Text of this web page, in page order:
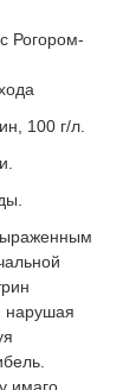
Рогором-
100 г/л.
нарушая